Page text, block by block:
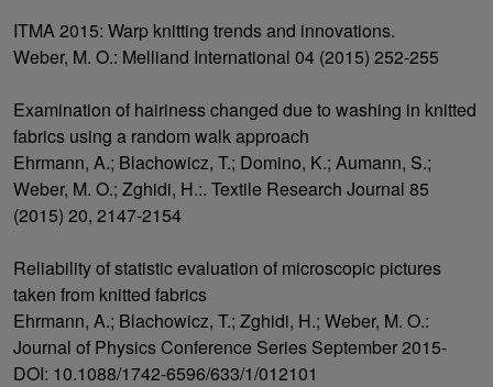
ITMA 2015: Warp knitting trends and innovations.
Weber, M. O.: Melliand International 04 (2015) 252-255
Examination of hairiness changed due to washing in knitted
fabrics using a random walk approach
Ehrmann, A.; Blachowicz, T.; Domino, K.; Aumann, S.;
Weber, M. O.; Zghidi, H.:. Textile Research Journal 85
(2015) 20, 2147-2154
Reliability of statistic evaluation of microscopic pictures
taken from knitted fabrics
Ehrmann, A.; Blachowicz, T.; Zghidi, H.; Weber, M. O.:
Journal of Physics Conference Series September 2015-
DOI: 10.1088/1742-6596/633/1/012101